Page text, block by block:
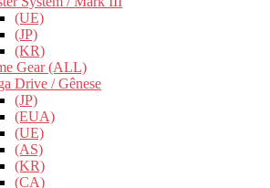
(UE)
(JP)
(KR)
Gear (ALL)
Drive / Gênese
(JP)
(EUA)
(UE)
(AS)
(KR)
(CA)